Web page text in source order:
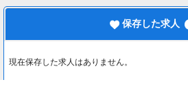
保存した求人
現在保存した求人はありません。